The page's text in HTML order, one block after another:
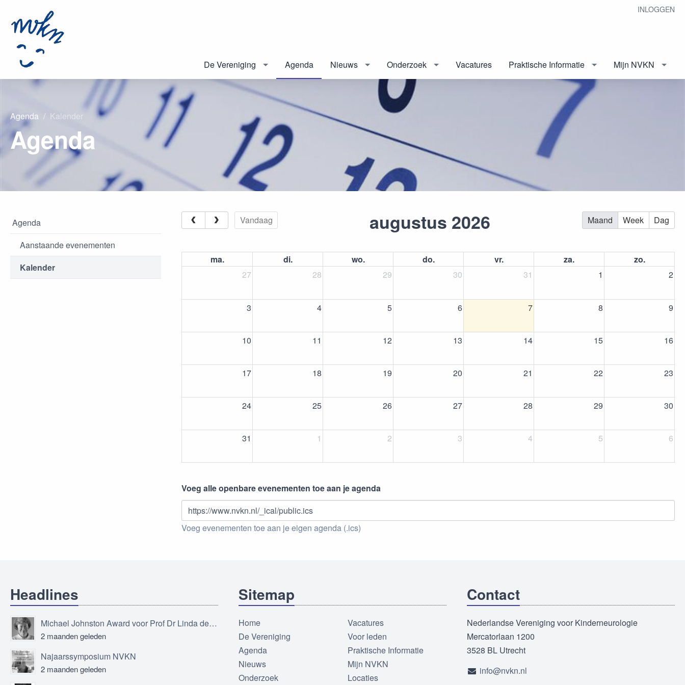
INLOGGEN
De Vereniging Agenda Nieuws Onderzoek Vacatures Praktische Informatie Mijn NVKN
Agenda Kalender
Agenda
Agenda
Aanstaande evenementen
Kalender
Vandaag Maand Week Dag
augustus 2026
ma. di. wo. do. vr. za.
zo.
27
28 29 30 31 1 2
3 4 5 6 7 8 9
10 11 12 13 14 15 16
17 18 19 20 21 22 23
24 25 26 27 28 29 30
31 1 2 3 4 5 6
Voeg alle openbare evenementen toe aan je agenda
https://www.nvkn.nl/_ical/public.ics
Voeg evenementen toe aan je eigen agenda (.ics)
Headlines
Michael Johnston Award voor Prof Dr Linda de Vries
2 maanden geleden
Najaarssymposium NVKN
2 maanden geleden
Sitemap
Home
De Vereniging
Agenda
Nieuws
Onderzoek
Vacatures
Voor leden
Praktische Informatie
Mijn NVKN
Locaties
Contact
Nederlandse Vereniging voor Kinderneurologie
Mercatorlaan 1200
3528 BL Utrecht
info@nvkn.nl